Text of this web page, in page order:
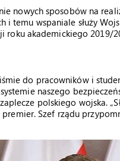
nowych sposobów na
i temu wspaniale służy
akademickiego 2019/
do pracowników i
naszego
polskiego wojska.
Szef rządu